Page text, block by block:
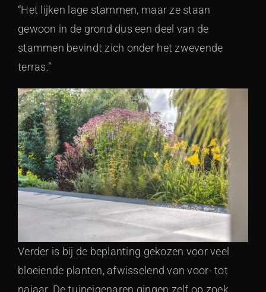
“Het lijken lage stammen, maar ze staan
gewoon in de grond dus een deel van de
stammen bevindt zich onder het zwevende
terras.”
Verder is bij de beplanting gekozen voor veel
bloeiende planten, afwisselend van voor- tot
najaar. De tuineigenaren gingen zelf op zoek